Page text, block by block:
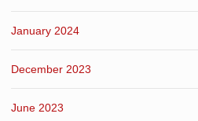
January 2024
December 2023
June 2023